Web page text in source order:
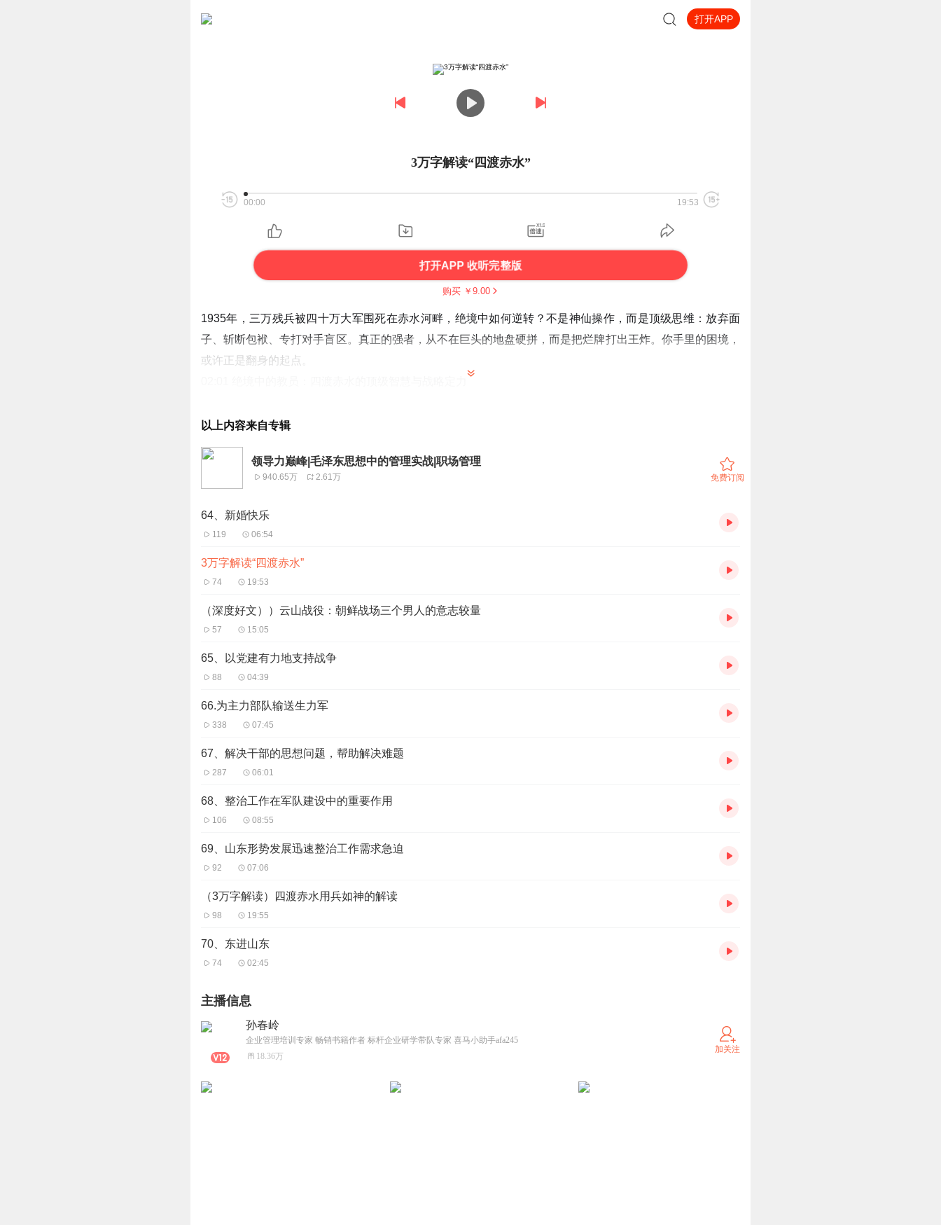
打开APP
3万字解读“四渡赤水”
00:00 19:53
打开APP 收听完整版
购买 ￥ 9.00
1935年，三万残兵被四十万大军围死在赤水河畔，绝境中如何逆转？不是神仙操作，而是顶级思维：放弃面
子、斩断包袱、专打对手盲区。真正的强者，从不在巨头的地盘硬拼，而是把烂牌打出王炸。你手里的困境，
或许正是翻身的起点。
06:02 逆向思维与降维打击：红军取得重大胜利的关键所在
08:02 逆向思维与红军战略：蒋介石的失误与毛泽东的高明之处
10:04 敌强我弱，如何应对？红军将领的高明战略令人折服
12:05 战略思维的较量：教员的高维打击在红军长征中崭露头角
14:05 红军战略转移中的教员计谋：穿插、破坏和信仰的力量
16:08 四渡赤水：中国革命的军事奇迹与组织心理学的奇迹
以上内容来自专辑
领导力巅峰|毛泽东思想中的管理实战|职场管理
940.65万 2.61万 免费订阅
64、新婚快乐
119 06:54
3万字解读“四渡赤水”
74 19:53
（深度好文））云山战役：朝鲜战场三个男人的意志较量
57 15:05
65、以党建有力地支持战争
88 04:39
66.为主力部队输送生力军
338 07:45
67、解决干部的思想问题，帮助解决难题
287 06:01
68、整治工作在军队建设中的重要作用
106 08:55
69、山东形势发展迅速整治工作需求急迫
92 07:06
（3万字解读）四渡赤水用兵如神的解读
98 19:55
70、东进山东
74 02:45
主播信息
孙春岭
企业管理培训专家 畅销书籍作者 标杆企业研学带队专家 喜马小助手afa245
18.36万
加关注